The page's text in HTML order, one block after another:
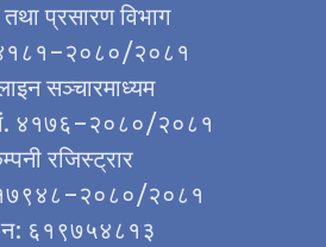
प्रसारण विभाग
४१८१–२०८०/२०८१
सञ्चारमाध्यम
४१७६–२०८०/२०८१
रजिस्ट्रार
२०८१
न: ६१९७५४८१३